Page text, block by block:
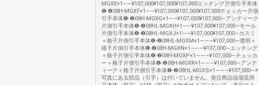
MGXE×1――¥107,000¥107,000¥107,000エッチング片側引手本体
❶-❷08H-MGXF×1――¥107,000¥107,000¥107,000チェッカー片側
引手本体❶-❷08H-MGXG×1――¥107,000¥107,000―アンティーク
片側引手本体❶-❷08HL-MGXH×1――¥107,000¥107,000―モール
片側引手本体❶-❷08HL-MGXJ×1――¥107,000¥107,000―カスミ
＋格子片側引手本体❶-❷08HL-MGXM×1―――¥107,000―透明＋
格子片側引手本体❶-❷08H-MGXN×1―――¥107,000―エッチング
＋格子片側引手本体❶-❷08H-MGXP×1―――¥107,000―チェッカ
ー＋格子片側引手本体❶-❷08H-MGXR×1―――¥107,000―アンテ
ィーク＋格子片側引手本体❶-❷08HL-MGXS×1―――¥107,000―※
写真にある部品（引手）は付いていません。発注商品現場流用